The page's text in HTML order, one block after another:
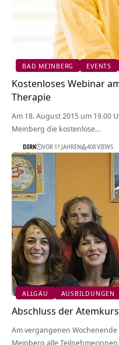
BAD MEINBERG EVENTS
Kostenloses Webinar
Therapie
Am 18. August 2015 um 19.00
Meinberg die kostenlose…
DIRK VOR 11 JAHREN 408 VIEWS
ALLGÄU AUSBILDUNGEN
Abschluss der
Am vergangenen Wochenende
Meinberg alle